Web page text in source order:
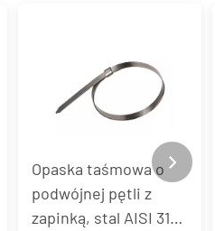
Opaska taśmowa o
podwójnej pętli z
zapinką, stal AISI 316,